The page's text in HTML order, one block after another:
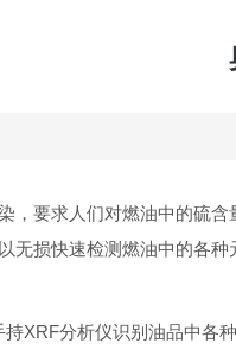
，要求人们对燃油中的硫
无损快速检测燃油中的各种
分析仪识别油品中各种